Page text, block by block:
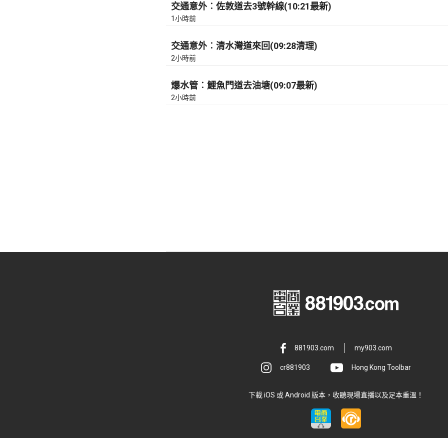
交通意外︰佐敦道去3號幹線(10:21最新)
1小時前
交通意外︰清水灣道來回(09:28清理)
2小時前
爆水管︰鯉魚門道去油塘(09:07最新)
2小時前
881903.com my903.com
cr881903 Hong Kong Toolbar
下載 iOS 或 Android 版本，收聽現場直播以及足本重溫！